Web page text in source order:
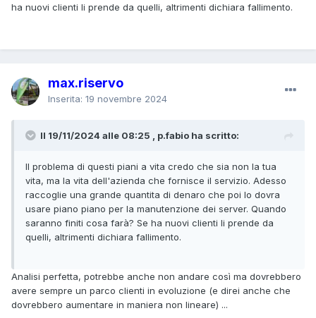
ha nuovi clienti li prende da quelli, altrimenti dichiara fallimento.
max.riservo
Inserita: 19 novembre 2024
Il 19/11/2024 alle 08:25 , p.fabio ha scritto:
Il problema di questi piani a vita credo che sia non la tua
vita, ma la vita dell'azienda che fornisce il servizio. Adesso
raccoglie una grande quantita di denaro che poi lo dovra
usare piano piano per la manutenzione dei server. Quando
saranno finiti cosa farà? Se ha nuovi clienti li prende da
quelli, altrimenti dichiara fallimento.
Analisi perfetta, potrebbe anche non andare così ma dovrebbero
avere sempre un parco clienti in evoluzione (e direi anche che
dovrebbero aumentare in maniera non lineare) ...